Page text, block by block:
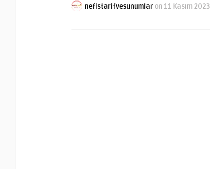
nefistarifvesunumlar on 11 Kasım 2023